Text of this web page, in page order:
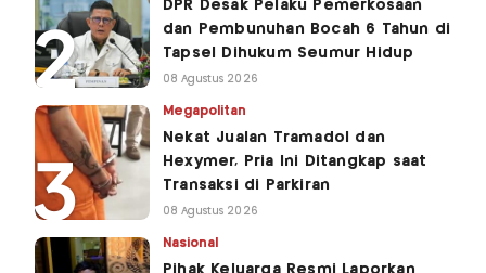
DPR Desak Pelaku Pemerkosaan
dan Pembunuhan Bocah 6 Tahun di
Tapsel Dihukum Seumur Hidup
08 Agustus 2026
Megapolitan
Nekat Jualan Tramadol dan
Hexymer, Pria Ini Ditangkap saat
Transaksi di Parkiran
08 Agustus 2026
Nasional
Pihak Keluarga Resmi Laporkan